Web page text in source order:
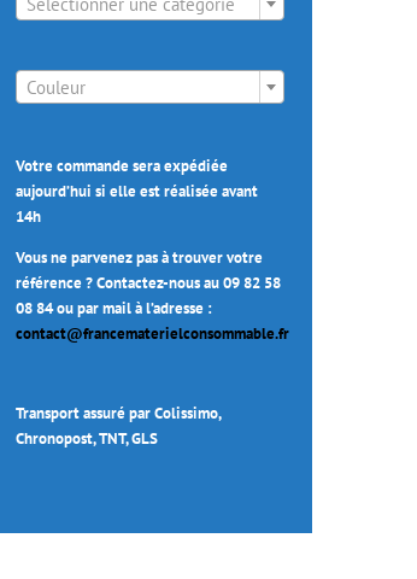
Couleur
Votre commande sera expédiée
aujourd’hui si elle est réalisée avant
14h
Vous ne parvenez pas à trouver votre
référence ? Contactez-nous au 09 82 58
08 84 ou par mail à l’adresse :
contact@francematerielconsommable.fr
Transport assuré par Colissimo,
Chronopost, TNT, GLS